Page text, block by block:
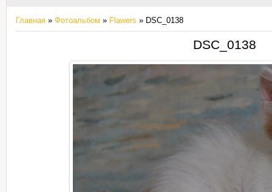
Главная » Фотоальбом » Flawers » DSC_0138
DSC_0138